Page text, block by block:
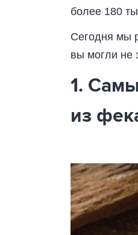
более 180
Сегодня мы
вы могли не
1.
из